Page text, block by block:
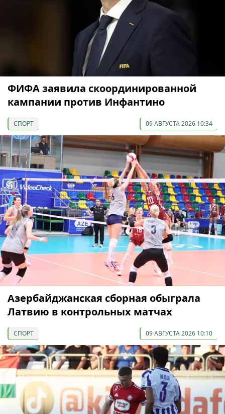
ФИФА заявила скоординированной
кампании против Инфантино
СПОРТ 09 АВГУСТА 2026 10:34
Азербайджанская сборная обыграла
Латвию в контрольных матчах
СПОРТ 09 АВГУСТА 2026 10:10